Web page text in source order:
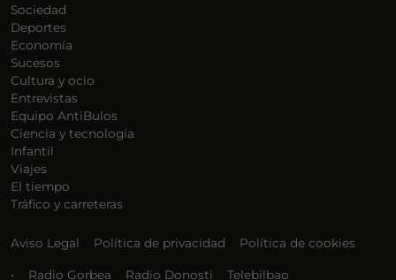
Sociedad
Deportes
Economía
Sucesos
Cultura y ocio
Entrevistas
Equipo AntiBulos
Ciencia y tecnología
Infantil
Viajes
El tiempo
Tráfico y carreteras
Aviso Legal Política de privacidad Política de cookies
• Radio Gorbea Radio Donosti Telebilbao